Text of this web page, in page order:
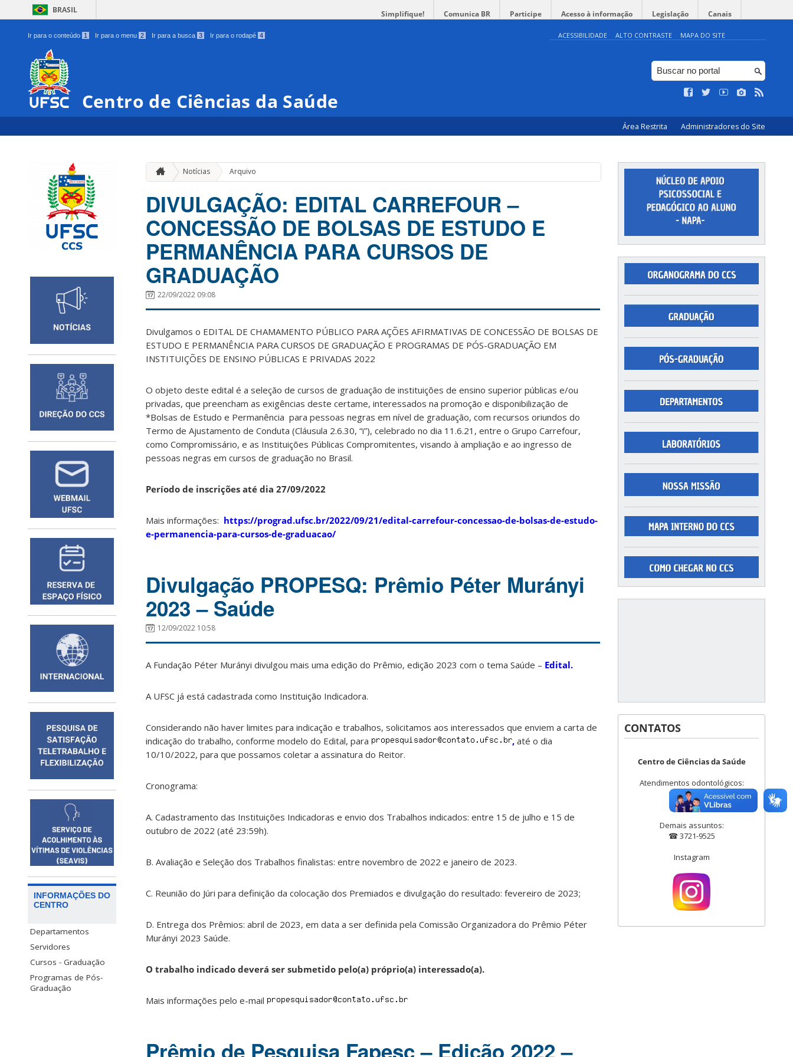
BRASIL Simplifique! Comunica BR Participe Acesso à informação Legislação Canais
Ir para o conteúdo 1 Ir para o menu 2 Ir para a busca 3 Ir para o rodapé 4 ACESSIBILIDADE ALTO CONTRASTE MAPA DO SITE
Centro de Ciências da Saúde
Área Restrita Administradores do Site
INFORMAÇÕES DO
CENTRO
Departamentos
Servidores
Cursos - Graduação
Programas de Pós-
Graduação
Notícias Arquivo
DIVULGAÇÃO: EDITAL CARREFOUR –
CONCESSÃO DE BOLSAS DE ESTUDO E
PERMANÊNCIA PARA CURSOS DE
GRADUAÇÃO
22/09/2022 09:08
Divulgamos o EDITAL DE CHAMAMENTO PÚBLICO PARA AÇÕES AFIRMATIVAS DE CONCESSÃO DE BOLSAS DE
ESTUDO E PERMANÊNCIA PARA CURSOS DE GRADUAÇÃO E PROGRAMAS DE PÓS-GRADUAÇÃO EM
INSTITUIÇÕES DE ENSINO PÚBLICAS E PRIVADAS 2022
O objeto deste edital é a seleção de cursos de graduação de instituições de ensino superior públicas e/ou
privadas, que preencham as exigências deste certame, interessados na promoção e disponibilização de
*Bolsas de Estudo e Permanência para pessoas negras em nível de graduação, com recursos oriundos do
Termo de Ajustamento de Conduta (Cláusula 2.6.30, “i”), celebrado no dia 11.6.21, entre o Grupo Carrefour,
como Compromissário, e as Instituições Públicas Compromitentes, visando à ampliação e ao ingresso de
pessoas negras em cursos de graduação no Brasil.
Período de inscrições até dia 27/09/2022
Mais informações: https://prograd.ufsc.br/2022/09/21/edital-carrefour-concessao-de-bolsas-de-estudo-
e-permanencia-para-cursos-de-graduacao/
Divulgação PROPESQ: Prêmio Péter Murányi
2023 – Saúde
12/09/2022 10:58
A Fundação Péter Murányi divulgou mais uma edição do Prêmio, edição 2023 com o tema Saúde – Edital.
A UFSC já está cadastrada como Instituição Indicadora.
Considerando não haver limites para indicação e trabalhos, solicitamos aos interessados que enviem a carta de
indicação do trabalho, conforme modelo do Edital, para
, até o dia
10/10/2022, para que possamos coletar a assinatura do Reitor.
Cronograma:
A. Cadastramento das Instituições Indicadoras e envio dos Trabalhos indicados: entre 15 de julho e 15 de
outubro de 2022 (até 23:59h).
B. Avaliação e Seleção dos Trabalhos finalistas: entre novembro de 2022 e janeiro de 2023.
C. Reunião do Júri para definição da colocação dos Premiados e divulgação do resultado: fevereiro de 2023;
D. Entrega dos Prêmios: abril de 2023, em data a ser definida pela Comissão Organizadora do Prêmio Péter
Murányi 2023 Saúde.
O trabalho indicado deverá ser submetido pelo(a) próprio(a) interessado(a).
Mais informações pelo e-mail
CONTATOS
Centro de Ciências da Saúde
Atendimentos odontológicos:
☎ 3721-3500
☎ 3721-3404
Demais assuntos:
☎ 3721-9525
Instagram